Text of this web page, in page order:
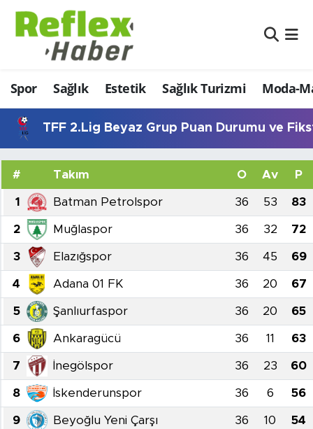
Spor Sağlık Estetik Sağlık Turizmi Moda-
TFF 2.Lig Beyaz Grup Puan Durumu ve
# Takım O Av P
1 Batman Petrolspor 36 53 83
2 Muğlaspor 36 32 72
3 Elazığspor 36 45 69
4 Adana 01 FK 36 20 67
5 Şanlıurfaspor 36 20 65
6 Ankaragücü 36 11 63
7 İnegölspor 36 23 60
8 İskenderunspor 36 6 56
9 Beyoğlu Yeni Çarşı 36 10 54
Eğitim
Estetik
Firmalardan
Güncel
İş ve Ekonomi
Moda-Magazin-Eğlence
Sağlık
Sağlık Turizmi
Sanat
Spor
Teknoloji
Nöbetçi Eczaneler
Hava Durumu
Namaz Vakitleri
Trafik Durumu
Şampiyonlar Ligi Puan Durumu ve Fikstür
Tüm Manşetler
Son Dakika Haberleri
Haber Arşivi